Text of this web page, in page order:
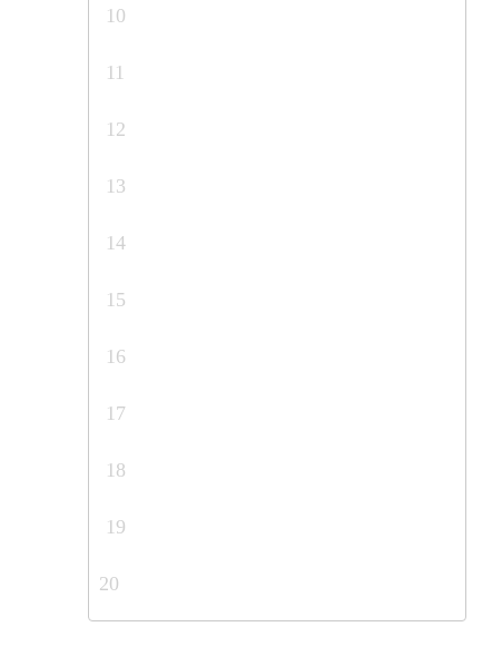
10
11
12
13
14
15
16
17
18
19
20